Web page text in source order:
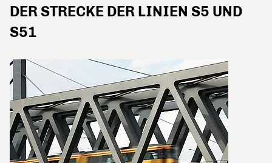
DER STRECKE DER LINIEN S5 UND
S51